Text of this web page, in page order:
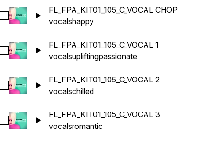
Sélectionnez FL_FPA_KIT01_105_C_VOCAL CHOP
FL_FPA_KIT01_105_C_VOCAL CHOP
vocalshappy
Sélectionnez FL_FPA_KIT01_105_C_VOCAL 1
FL_FPA_KIT01_105_C_VOCAL 1
vocalsupliftingpassionate
Sélectionnez FL_FPA_KIT01_105_C_VOCAL 2
FL_FPA_KIT01_105_C_VOCAL 2
vocalschilled
Sélectionnez FL_FPA_KIT01_105_C_VOCAL 3
FL_FPA_KIT01_105_C_VOCAL 3
vocalsromantic